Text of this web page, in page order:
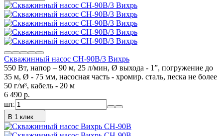
Скважинный насос СН-90B/3 Вихрь
550 Вт, напор – 90 м, 25 л/мин, Ø выхода - 1”, погружение до
35 м, Ø - 75 мм, насосная часть - хромир. сталь, песка не более
50 г/м³, кабель - 20 м
6 490 p.
шт.
В 1 клик